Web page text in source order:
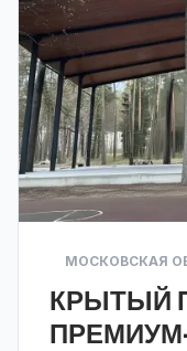
МОСКОВСКАЯ
КРЫТЫЙ